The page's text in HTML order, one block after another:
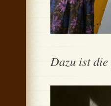
Dazu ist